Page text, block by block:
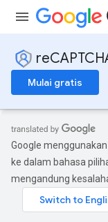
Mulai gratis
Google
ke dalam bahasa
mengandung